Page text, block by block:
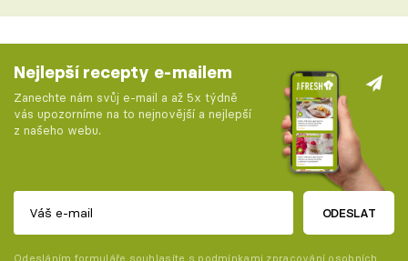
Nejlepší recepty e-mailem
Zanechte nám svůj e-mail a až 5x týdně
vás upozorníme na to nejnovější a nejlepší
z našeho webu.
ODESLAT
Odesláním formuláře souhlasíte s podmínkami zpracování osobních